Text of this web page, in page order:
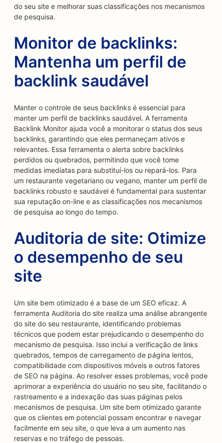
do seu site e melhorar suas classificações nos mecanismos
de pesquisa.
Monitor de backlinks:
Mantenha um perfil de
backlink saudável
Manter o controle de seus backlinks é essencial para
manter um perfil de backlinks saudável. A ferramenta
Backlink Monitor ajuda você a monitorar o status dos seus
backlinks, garantindo que eles permaneçam ativos e
relevantes. Essa ferramenta o alerta sobre backlinks
perdidos ou quebrados, permitindo que você tome
medidas imediatas para substituí-los ou repará-los. Para
um restaurante vegetariano ou vegano, manter um perfil de
backlinks robusto e saudável é fundamental para sustentar
sua reputação on-line e as classificações nos mecanismos
de pesquisa ao longo do tempo.
Auditoria de site: Otimize
o desempenho de seu
site
Um site bem otimizado é a base de um SEO eficaz. A
ferramenta Auditoria do site realiza uma análise abrangente
do site do seu restaurante, identificando problemas
técnicos que podem estar prejudicando o desempenho do
mecanismo de pesquisa. Isso inclui a verificação de links
quebrados, tempos de carregamento de página lentos,
compatibilidade com dispositivos móveis e outros fatores
de SEO na página. Ao resolver esses problemas, você pode
aprimorar a experiência do usuário no seu site, facilitando o
rastreamento e a indexação das suas páginas pelos
mecanismos de pesquisa. Um site bem otimizado garante
que os clientes em potencial possam encontrar e navegar
facilmente em seu site, o que leva a um aumento nas
reservas e no tráfego de pessoas.